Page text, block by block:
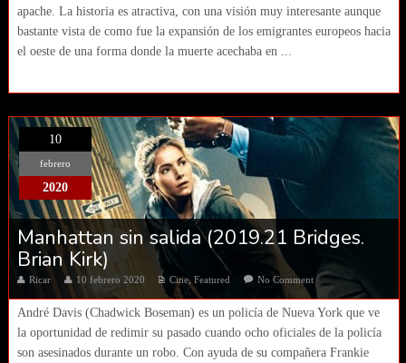
apache. La historia es atractiva, con una visión muy interesante aunque
bastante vista de como fue la expansión de los emigrantes europeos hacia
el oeste de una forma donde la muerte acechaba en ...
10
febrero
2020
Manhattan sin salida (2019.21 Bridges.
Brian Kirk)
Ricar 10 febrero 2020 Cine,Featured No Comment
André Davis (Chadwick Boseman) es un policía de Nueva York que ve
la oportunidad de redimir su pasado cuando ocho oficiales de la policía
son asesinados durante un robo. Con ayuda de su compañera Frankie